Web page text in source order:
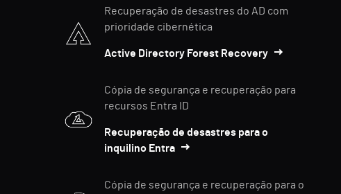
Recuperação de desastres do AD com
prioridade cibernética
Active Directory Forest Recovery
Cópia de segurança e recuperação para
recursos Entra ID
Recuperação de desastres para o
inquilino Entra
Cópia de segurança e recuperação para o